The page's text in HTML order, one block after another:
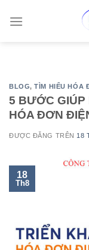
BLOG,TÌM HIỂU HÓA
5 BƯỚC GIÚP
HÓA ĐƠN
ĐƯỢC ĐĂNG TRÊN 18
18
Th8